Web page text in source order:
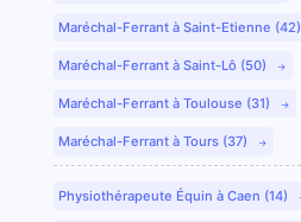
Maréchal-Ferrant à Saint-Etienne (42)
Maréchal-Ferrant à Saint-Lô (50)
Maréchal-Ferrant à Toulouse (31)
Maréchal-Ferrant à Tours (37)
Physiothérapeute Équin à Caen (14)